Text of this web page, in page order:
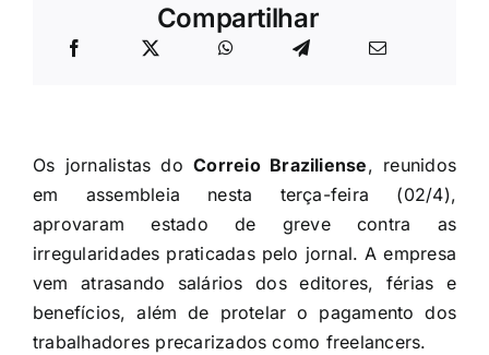
Compartilhar
Os jornalistas doCorreio Braziliense, reunidos
em assembleia nesta terça-feira (02/4),
aprovaram estado de greve contra as
irregularidades praticadas pelo jornal. A empresa
vem atrasando salários dos editores, férias e
benefícios, além de protelar o pagamento dos
trabalhadores precarizados como freelancers.